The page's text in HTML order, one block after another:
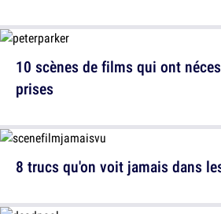
10 scènes de films qui ont
prises
8 trucs qu'on voit jamais dans